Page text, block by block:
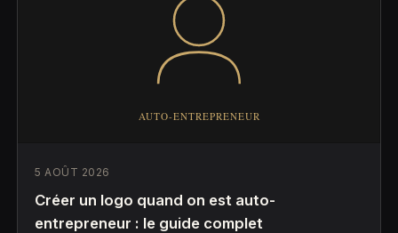
5 AOÛT 2026
Créer un logo quand on est auto-
entrepreneur : le guide complet